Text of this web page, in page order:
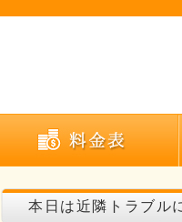
本日は近隣トラブル